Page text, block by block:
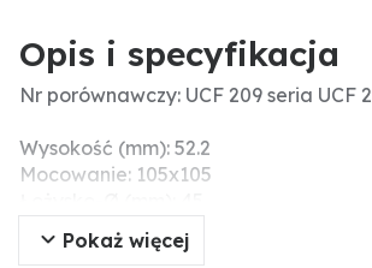
Opis i specyfikacja
Nr porównawczy: UCF 209 seria UCF 2
Wysokość (mm): 52.2
Mocowanie: 105x105
Wymiary: UCF 209
Ø otworu (mm): 4x16
Pokaż więcej